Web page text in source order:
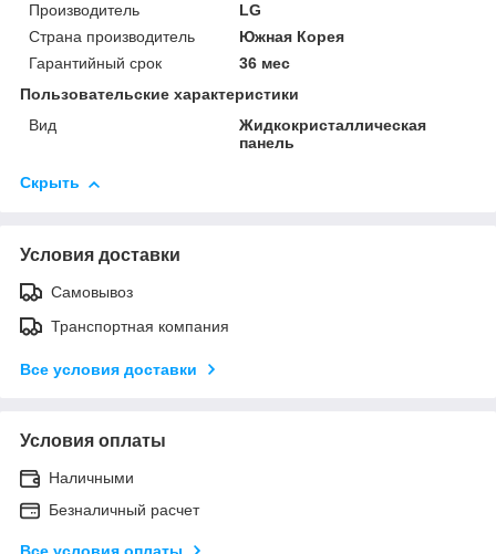
Производитель
LG
Страна производитель
Южная Корея
Гарантийный срок
36 мес
Пользовательские характеристики
Вид
Жидкокристаллическая
панель
Скрыть
Условия доставки
Самовывоз
Транспортная компания
Все условия доставки
Условия оплаты
Наличными
Безналичный расчет